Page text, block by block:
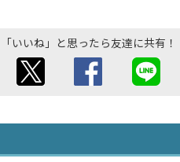
「いいね」と思ったら友達に共有！